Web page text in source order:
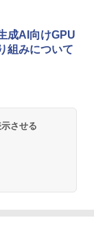
成AI向けGPU
組みについて
させる